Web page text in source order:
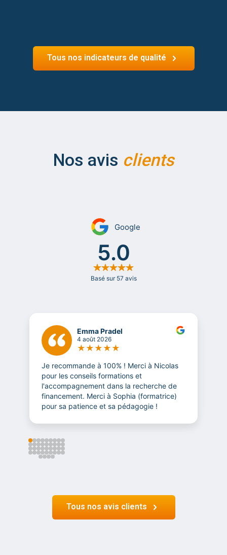
Tous nos indicateurs de qualité
Nos avis clients
Emma Pradel
4 août 2026
★ ★ ★ ★ ★
Je recommande à 100% ! Merci à Nicolas
pour les conseils formations et
l'accompagnement dans la recherche de
financement. Merci à Sophia (formatrice)
pour sa patience et sa pédagogie !
Tous nos avis clients